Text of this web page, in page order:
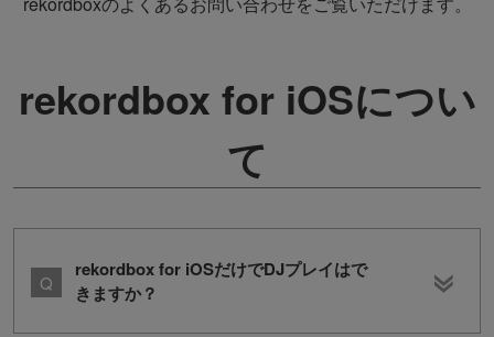
rekordbox for iOSについ
て
rekordbox for iOSだけでDJプレイはで
きますか？